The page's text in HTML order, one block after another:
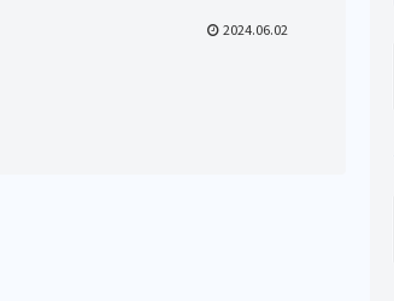
2024.06.02